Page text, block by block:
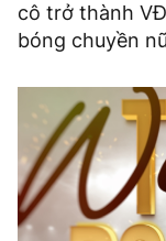
cô trở thành
bóng chuyền